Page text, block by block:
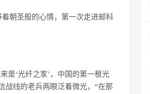
朝圣般的心情，第一次走进邮科
是‘光纤之家’，中国的第一根光
战线的老兵两眼泛着微光，“在那